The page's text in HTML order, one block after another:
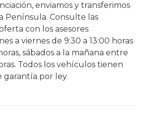
enviamos y transferimos
Península. Consulte las
con los asesores
a viernes de 9:30 a 13:00 horas
sábados a la mañana entre
Todos los vehículos tienen
garantía por ley.